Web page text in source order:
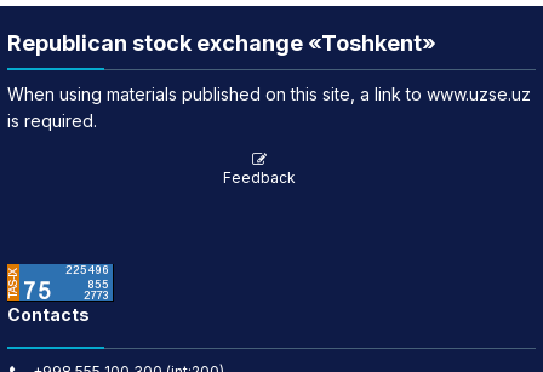
Republican stock exchange «Toshkent»
When using materials published on this site, a link to www.uzse.uz
is required.
Feedback
Contacts